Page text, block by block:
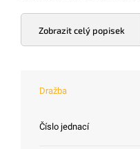
Zobrazit celý popisek
Dražba
Číslo jednací